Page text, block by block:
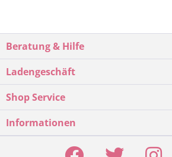
Beratung & Hilfe
Ladengeschäft
Shop Service
Informationen